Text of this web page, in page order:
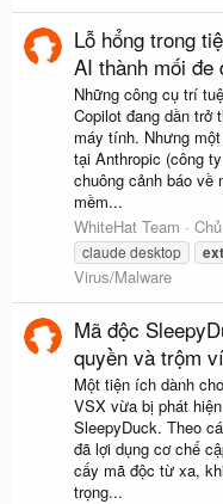
Lỗ hổng trong
AI thành mối đe
Những công cụ trí
Copilot đang dần trở
máy tính. Nhưng
tại Anthropic (công
chuông cảnh báo về
mềm...
WhiteHat Team
claude desktop
Virus/Malware
Mã độc
quyền và trộm
Một tiện ích dành
VSX vừa bị phát
SleepyDuck. Theo
đã lợi dụng cơ chế
cấy mã độc từ xa,
trọng...